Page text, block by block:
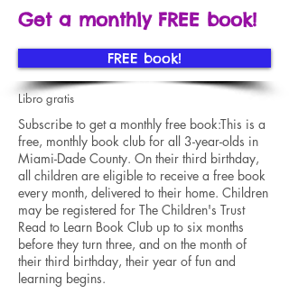
Get a monthly FREE book!
FREE book!
Libro gratis
Subscribe to get a monthly free book:This is a
free, monthly book club for all 3-year-olds in
Miami-Dade County. On their third birthday,
all children are eligible to receive a free book
every month, delivered to their home. Children
may be registered for The Children's Trust
Read to Learn Book Club up to six months
before they turn three, and on the month of
their third birthday, their year of fun and
learning begins.